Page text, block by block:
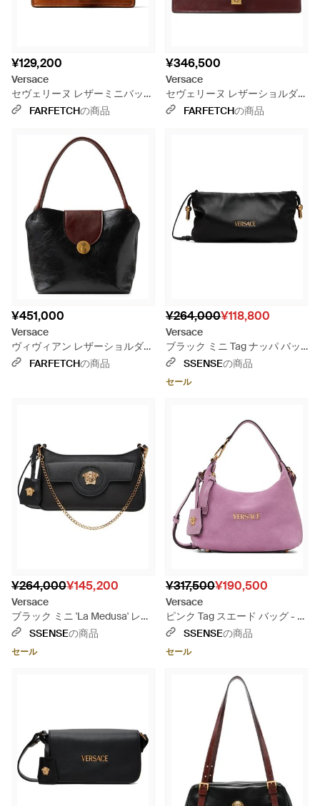
¥129,200
Versace
セヴェリーヌ レザーミニバッグ
- ブラウン
FARFETCHの商品
¥346,500
Versace
セヴェリーヌ レザーショルダー
バッグ - ブラック
FARFETCHの商品
¥451,000
Versace
ヴィヴィアン レザーショルダー
バッグ - ブラック
FARFETCHの商品
¥264,000¥118,800
Versace
ブラック ミニ Tag ナッパ バッ
グ
SSENSEの商品
セール
¥264,000¥145,200
Versace
ブラック ミニ 'La Medusa' レザ
ー バッグ
SSENSEの商品
セール
¥317,500¥190,500
Versace
ピンク Tag スエード バッグ - パ
ープルSSENSEの商品
セール